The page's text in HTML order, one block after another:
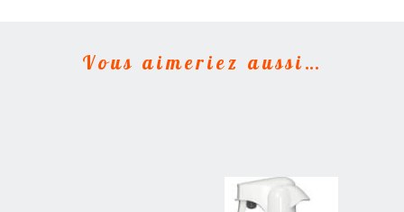
Vous aimeriez aussi…